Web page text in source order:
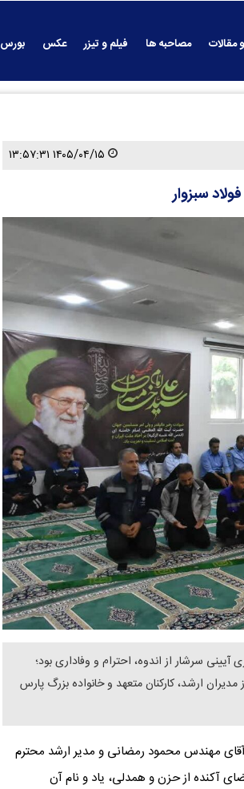
مقالات مصاحبه ها فیلم و تیزر عکس بورس
۱۴۰۵/۰۴/۱۵ ۱۳:۵۷:۳۱
سبزوار
سرشار از اندوه، احترام و وفاداری بود؛
ارشد، کارکنان متعهد و خانواده بزرگ پارس
مهندس محمود رمضانی و مدیر ارشد محترم
آکنده از حزن و همدلی، یاد و نام آن